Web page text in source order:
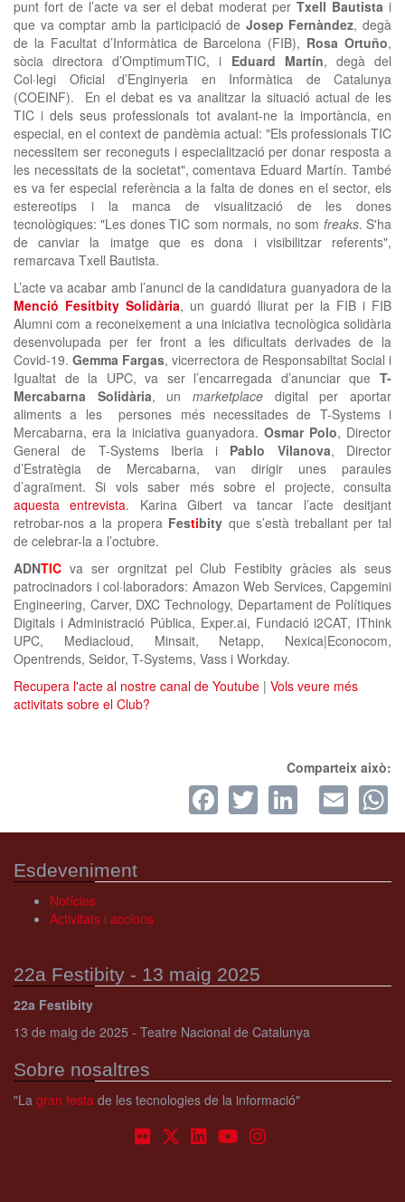
punt fort de l’acte va ser el debat moderat perTxell Bautista i
que va comptar amb la participació de Josep Fernàndez, degà
de la Facultat d’Informàtica de Barcelona (FIB), Rosa Ortuño,
sòcia directora d’OmptimumTIC, i Eduard Martín, degà del
Col·legi Oficial d’Enginyeria en Informàtica de Catalunya
(COEINF). En el debat es va analitzar la situació actual de les
TIC i dels seus professionals tot avalant-ne la importància, en
especial, en el context de pandèmia actual: "Els professionals TIC
necessitem ser reconeguts i especialització per donar resposta a
les necessitats de la societat", comentava Eduard Martín. També
es va fer especial referència a la falta de dones en el sector, els
estereotips i la manca de visualització de les dones
tecnològiques: "Les dones TIC som normals, no som freaks. S'ha
de canviar la imatge que es dona i visibilitzar referents",
remarcava Txell Bautista.
L’acte va acabar amb l’anunci de la candidatura guanyadora de la
Menció Fesitbity Solidària, un guardó lliurat per la FIB i FIB
Alumni com a reconeixement a una iniciativa tecnològica solidària
desenvolupada per fer front a les dificultats derivades de la
Covid-19.Gemma Fargas, vicerrectora de Responsabiltat Social i
Igualtat de la UPC, va ser l’encarregada d’anunciar que T-
Mercabarna Solidària, unmarketplace digital per aportar
aliments a les persones més necessitades de T-Systems i
Mercabarna, era la iniciativa guanyadora. Osmar Polo, Director
General de T-Systems Iberia i Pablo Vilanova, Director
d’Estratègia de Mercabarna, van dirigir unes paraules
d’agraïment. Si vols saber més sobre el projecte, consulta
aquesta entrevista. Karina Gibert va tancar l’acte desitjant
retrobar-nos a la propera Festibity que s’està treballant per tal
de celebrar-la a l’octubre.
ADNTIC va ser orgnitzat pel Club Festibity gràcies als seus
patrocinadors i col·laboradors: Amazon Web Services, Capgemini
Engineering, Carver, DXC Technology, Departament de Polítiques
Digitals i Administració Pública, Exper.ai, Fundació i2CAT, IThink
UPC, Mediacloud, Minsait, Netapp, Nexica|Econocom,
Opentrends, Seidor, T-Systems, Vass i Workday.
Recupera l'acte al nostre canal de Youtube | Vols veure més
activitats sobre el Club?
Comparteix això:
Facebook
Twitter
Esdeveniment
Notícies
Activitats i accions
22a Festibity - 13 maig 2025
22a Festibity
13 de maig de 2025 - Teatre Nacional de Catalunya
Sobre nosaltres
"La gran festa de les tecnologies de la informació"